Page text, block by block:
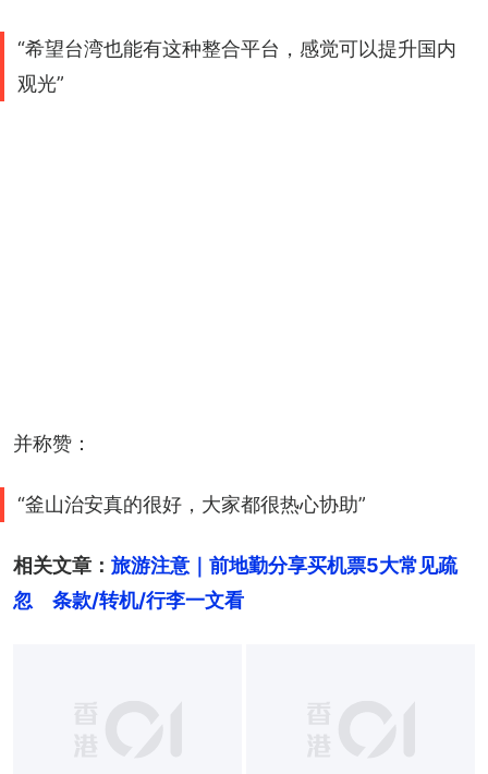
“希望台湾也能有这种整合平台，感觉可以提升国内
观光”
并称赞：
“釜山治安真的很好，大家都很热心协助”
相关文章： 旅游注意｜前地勤分享买机票5大常见疏
忽　条款/转机/行李一文看